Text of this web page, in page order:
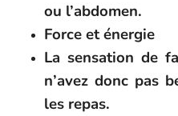
ou l’abdomen.
Force et énergie
La sensation de
n’avez donc pas
les repas.